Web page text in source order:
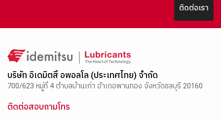
ติดต่อเรา
บริษัท อิเดมิตสึ อพอลโล (ประเทศไทย) จำกัด
700/623 หมู่ที่ 4 ตำบลบ้านเก่า อำเภอพานทอง จังหวัดชลบุรี 20160
ติดต่อสอบถามโทร